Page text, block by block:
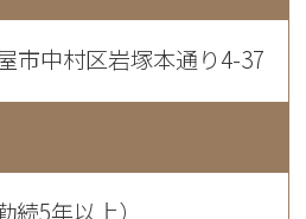
市中村区岩塚本通り4-37
5年以上）